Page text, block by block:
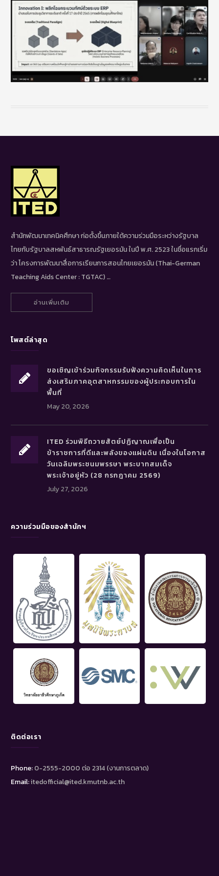
สำนักพัฒนาเทคนิคศึกษา ก่อตั้งขึ้นภายใต้ความร่วมมือระหว่างรัฐบาล
ไทยกับรัฐบาลสหพันธ์สาธารณรัฐเยอรมัน ในปี พ.ศ. 2523 ในชื่อแรกเริ่ม
ว่า โครงการพัฒนาสื่อการเรียนการสอนไทยเยอรมัน (Thai-German
Teaching Aids Center : TGTAC) …
อ่านเพิ่มเติม
โพสต์ล่าสุด
ขอเชิญเข้าร่วมกิจกรรมรับฟังความคิดเห็นในการ
ส่งเสริมภาคอุตสาหกรรมของผู้ประกอบการใน
พื้นที่
May 20, 2026
ITED ร่วมพิธีถวายสัตย์ปฏิญาณเพื่อเป็น
ข้าราชการที่ดีและพลังของแผ่นดิน เนื่องในโอกาส
วันเฉลิมพระชนมพรรษา พระบาทสมเด็จ
พระเจ้าอยู่หัว (28 กรกฎาคม 2569)
July 27, 2026
ความร่วมมือของสำนักฯ
ติดต่อเรา
Phone:0-2555-2000 ต่อ 2314 (งานการตลาด)
Email:itedofficial@ited.kmutnb.ac.th